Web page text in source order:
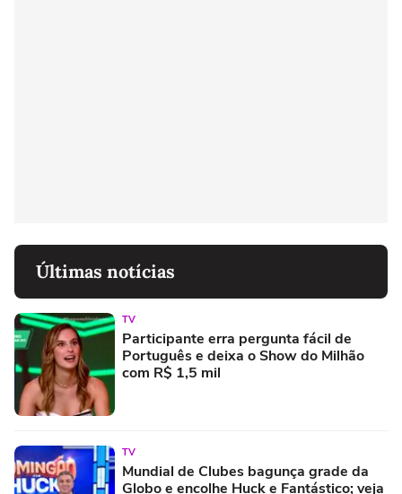
Últimas notícias
TV
Participante erra pergunta fácil de
Português e deixa o Show do Milhão
com R$ 1,5 mil
TV
Mundial de Clubes bagunça grade da
Globo e encolhe Huck e Fantástico; veja